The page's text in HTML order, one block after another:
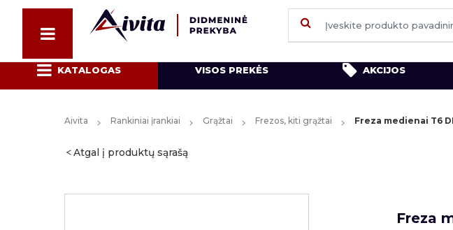
KATALOGAS VISOS PREKĖS AKCIJOS
Aivita Rankiniai įrankiai Grąžtai Frezos, kiti grąžtai Freza medienai T6
Atgal į produktų sąrašą
Freza